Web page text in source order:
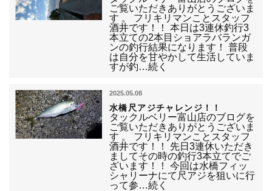
ご覧いただきありがとうございま
す 。 フリキリマンことスタッフ
酒井です！！ 本日は3連休釣行3
本立ての2本目ショアラバランガ
ンの釣行結果になります！ 普段
は自分を甘やかして生活していま
すが釣…続く
2025.05.08
水橋尺アジチャレンジ！！
タックルベリー富山店のブログを
ご覧いただきありがとうございま
す 。 フリキリマンことスタッフ
酒井です！！ 先日3連休いただき
ましてその時の釣行3本立てでご
ざいます！！ 今回は水橋フィッ
シャリーナにて尺アジを狙いに行
って参…続く